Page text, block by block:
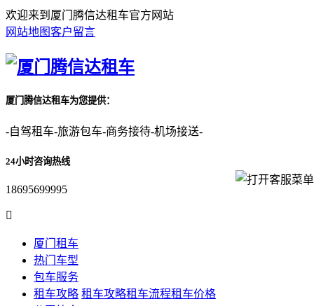
欢迎来到厦门腾信达租车官方网站
网站地图客户留言
厦门腾信达租车为您提供：
-自驾租车-旅游包车-商务接待-机场接送-
24小时咨询热线
18695699995

厦门租车
热门车型
包车服务
租车攻略 租车攻略租车流程租车价格